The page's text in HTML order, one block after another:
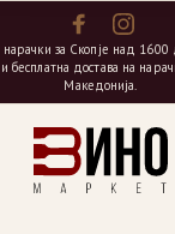
нарачки за Скопје над
бесплатна достава на
Македонија.